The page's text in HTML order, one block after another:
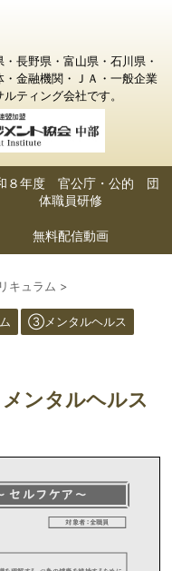
長野県・富山県・石川県・
金融機関・ＪＡ・一般企業
ティング会社です。
８年度 官公庁・公的 団
体職員研修
無料配信動画
キュラム >
③メンタルヘルス
ンタルヘルス